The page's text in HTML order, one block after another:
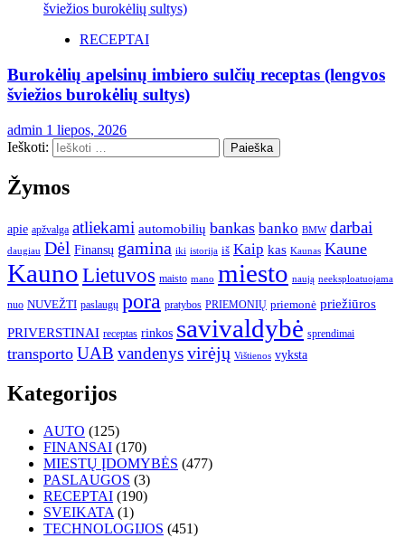
RECEPTAI
Burokėlių apelsinų imbiero sulčių receptas (lengvos
šviežios burokėlių sultys)
admin 1 liepos, 2026
Ieškoti:
Žymos
apie apžvalga atliekami automobilių bankas banko BMW darbai
daugiau Dėl Finansų gamina iki istorija iš Kaip kas Kaunas Kaune
KaunoLietuvos maisto mano miesto naują neeksploatuojama
nuo NUVEŽTI paslaugų pora pratybos PRIEMONIŲ priemonė priežiūros
PRIVERSTINAI receptas rinkos savivaldybė sprendimai
transporto UAB vandenysvirėjų Vištienos vyksta
Kategorijos
AUTO (125)
FINANSAI (170)
MIESTŲ ĮDOMYBĖS (477)
PASLAUGOS (3)
RECEPTAI (190)
SVEIKATA(1)
TECHNOLOGIJOS (451)